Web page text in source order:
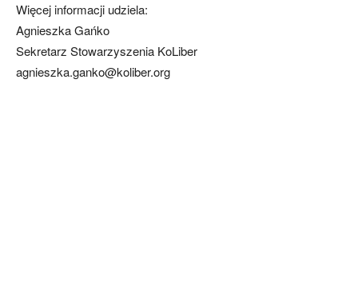
Więcej informacji udziela:
Agnieszka Gańko
Sekretarz Stowarzyszenia KoLiber
agnieszka.ganko@koliber.org